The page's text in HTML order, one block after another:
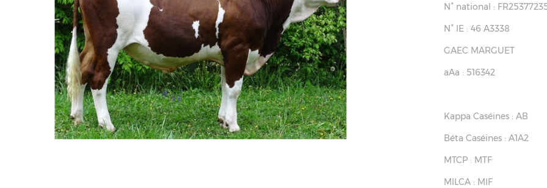
N° national :
N° IE : 46 A3338
GAEC MARGUET
aAa : 516342
Kappa Caséines : AB
Béta Caséines : A1A2
MTCP : MTF
MILCA : MIF